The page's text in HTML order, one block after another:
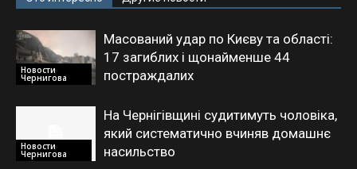
Новости
Чернигова
Масований удар по Києву та області:
17 загиблих і щонайменше 44
постраждалих
Новости
Чернигова
На Чернігівщині судитимуть чоловіка,
який систематично вчиняв домашнє
насильство